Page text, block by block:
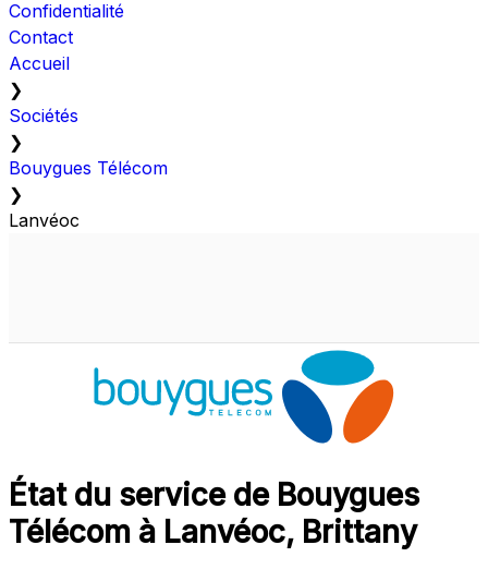
Confidentialité
Contact
Accueil
❯
Sociétés
❯
Bouygues Télécom
❯
Lanvéoc
État du service de Bouygues
Télécom à Lanvéoc, Brittany